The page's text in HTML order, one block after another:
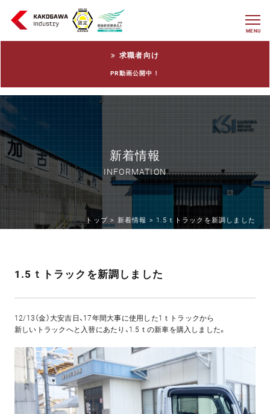
MENU
求職者向け
PR動画公開中！
新着情報
INFORMATION
トップ > 新着情報 > 1.5ｔトラックを新調しました
1.5ｔトラックを新調しました
12/13（金）大安吉日、17年間大事に使用した1ｔトラックから
新しいトラックへと入替にあたり、1.5ｔの新車を購入しました。